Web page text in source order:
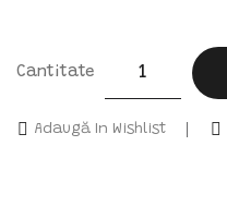
Cantitate
Adaugă In Wishlist